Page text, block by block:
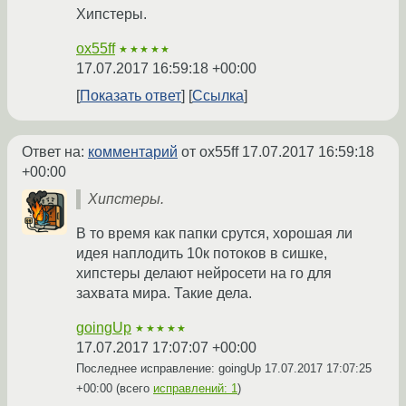
Хипстеры.
ox55ff ★★★★★
17.07.2017 16:59:18 +00:00
Показать ответ
Ссылка
Ответ на: комментарий от ox55ff 17.07.2017 16:59:18
+00:00
Хипстеры.
В то время как папки срутся, хорошая ли
идея наплодить 10к потоков в сишке,
хипстеры делают нейросети на го для
захвата мира. Такие дела.
goingUp ★★★★★
17.07.2017 17:07:07 +00:00
Последнее исправление: goingUp 17.07.2017 17:07:25
+00:00 (всего исправлений: 1)